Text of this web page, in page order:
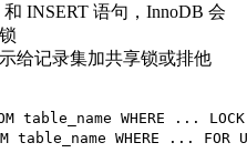
INSERT 语句，InnoDB 会
给记录集加共享锁或排他
table_name WHERE ... LOCK
table_name WHERE ... FOR